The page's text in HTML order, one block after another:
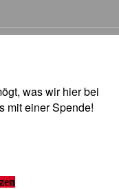
was wir hier bei
mit einer Spende!